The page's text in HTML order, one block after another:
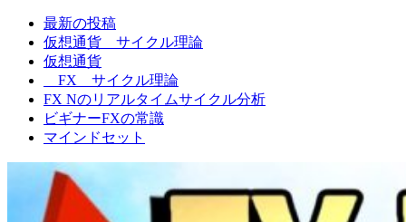
FXNの相場観
最新の投稿
仮想通貨 サイクル理論
仮想通貨
FX サイクル理論
FX Nのリアルタイムサイクル分析
ビギナーFXの常識
マインドセット